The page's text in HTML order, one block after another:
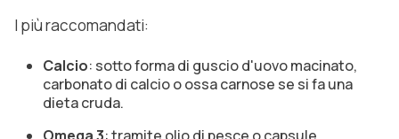
I più raccomandati:
Calcio: sotto forma di guscio d'uovo macinato,
carbonato di calcio o ossa carnose se si fa una
dieta cruda.